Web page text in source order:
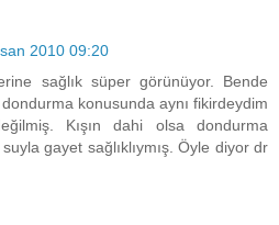
2010 09:20
sağlık süper görünüyor. Bende
konusunda aynı fikirdeydim
Kışın dahi olsa dondurma
gayet sağlıklıymış. Öyle diyor dr